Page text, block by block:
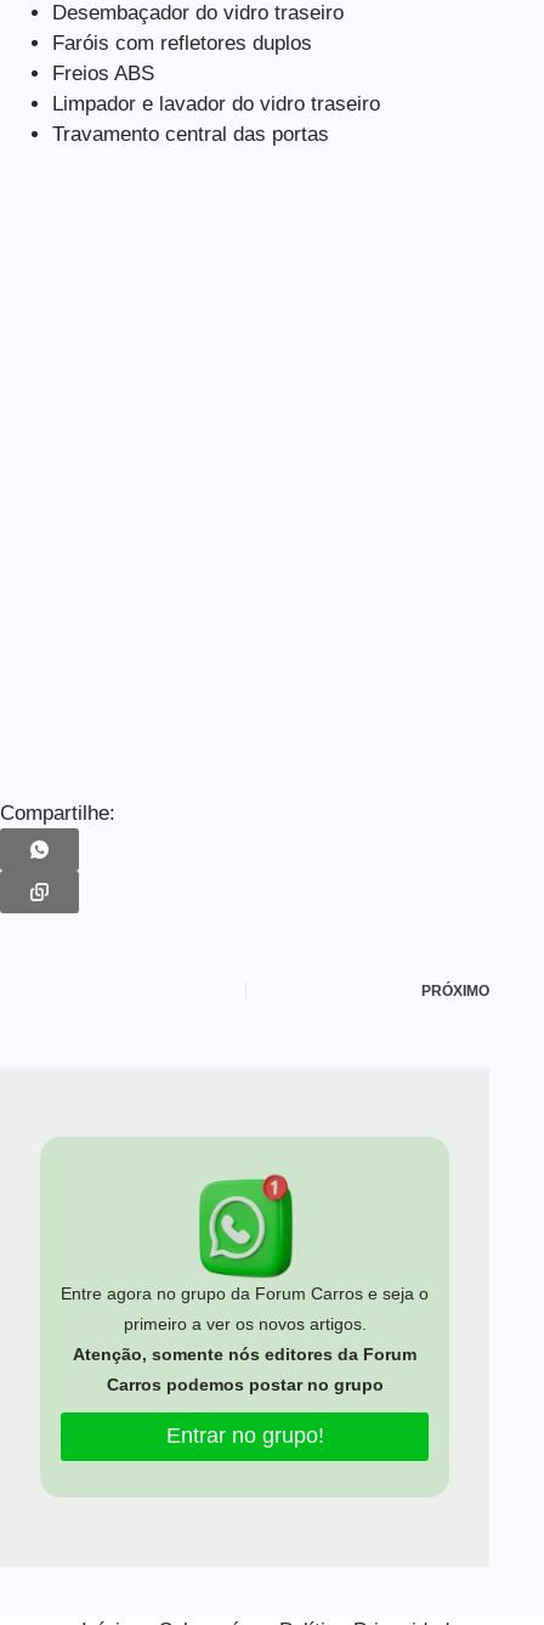
Desembaçador do vidro traseiro
Faróis com refletores duplos
Freios ABS
Limpador e lavador do vidro traseiro
Travamento central das portas
Compartilhe:
PRÓXIMO
Entre agora no grupo da Forum Carros e seja o
primeiro a ver os novos artigos.
Atenção, somente nós editores da Forum
Carros podemos postar no grupo
Entrar no grupo!
experiência em nosso site.